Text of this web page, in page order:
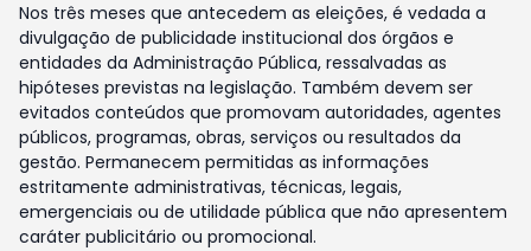
Nos três meses que antecedem as eleições, é vedada a
divulgação de publicidade institucional dos órgãos e
entidades da Administração Pública, ressalvadas as
hipóteses previstas na legislação. Também devem ser
evitados conteúdos que promovam autoridades, agentes
públicos, programas, obras, serviços ou resultados da
gestão. Permanecem permitidas as informações
estritamente administrativas, técnicas, legais,
emergenciais ou de utilidade pública que não apresentem
caráter publicitário ou promocional.